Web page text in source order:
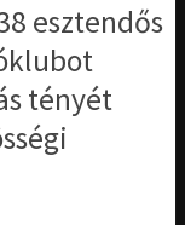
esztendős
tényét